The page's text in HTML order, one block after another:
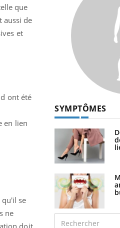
que
aussi de
et
ont été
en lien
qu'il se
ne
SYMPTÔMES